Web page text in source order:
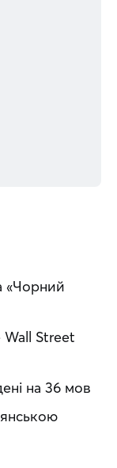
«Чорний
Street
на 36 мов